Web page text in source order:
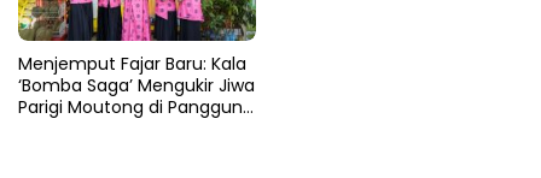
Menjemput Fajar Baru: Kala
‘Bomba Saga’ Mengukir Jiwa
Parigi Moutong di Panggung